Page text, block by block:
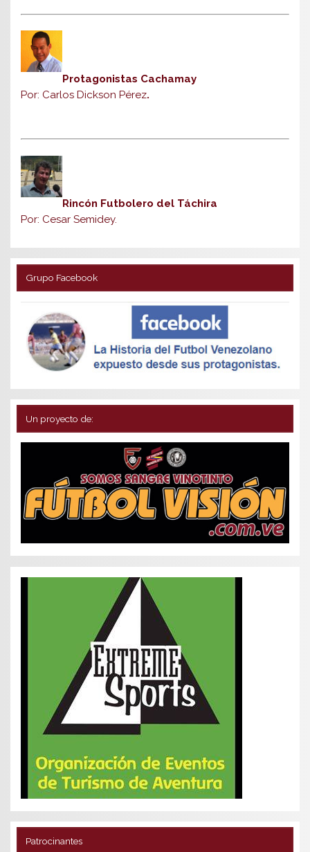
Protagonistas Cachamay
Por: Carlos Dickson Pérez.
Rincón Futbolero del Táchira
Por: Cesar Semidey.
Grupo Facebook
Un proyecto de:
Patrocinantes